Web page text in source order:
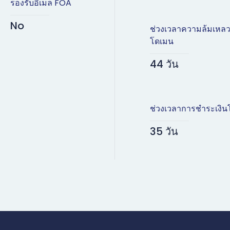
รองรับอีเมล FOA
No
ช่วงเวลาความล้มเหล
โดเมน
44 วัน
ช่วงเวลาการชำระเงิ
35 วัน